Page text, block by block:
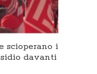
scioperano i
davanti